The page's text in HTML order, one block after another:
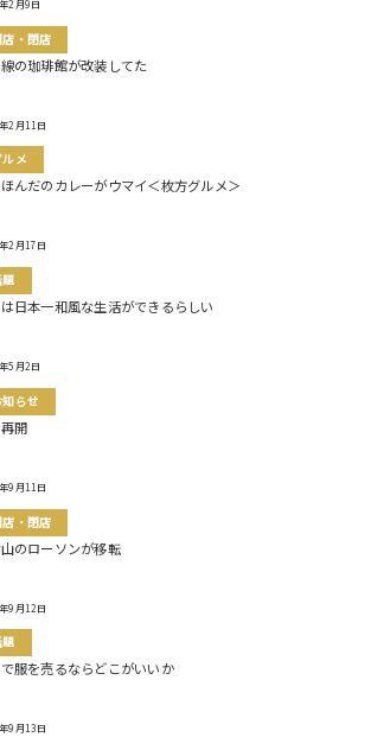
2月9日
店・閉店
線の珈琲館が改装してた
2月11日
メ
んだのカレーがウマイ＜枚方グルメ＞
2月17日
日本一和風な生活ができるらしい
5月2日
知らせ
開
9月11日
店・閉店
のローソンが移転
9月12日
服を売るならどこがいいか
9月13日